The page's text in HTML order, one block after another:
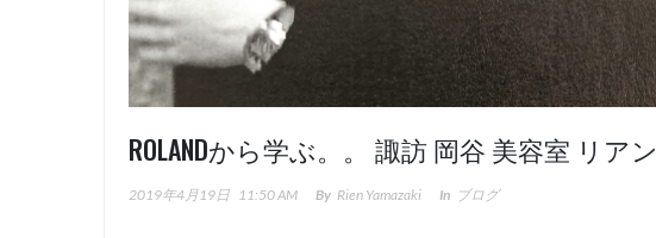
ROLANDから学ぶ。。 諏訪 岡谷 美容室 リアン
2019年4月19日 11:50 AM By Rien Yamazaki In ブログ